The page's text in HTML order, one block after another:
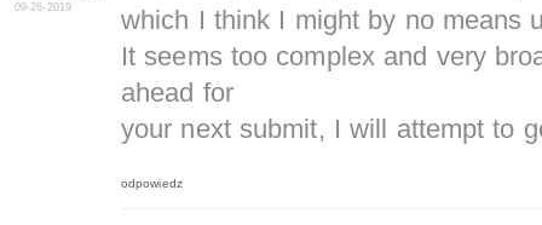
09-26-2019
which I think I might by no means
It seems too complex and very
ahead for
your next submit, I will attempt to
odpowiedz